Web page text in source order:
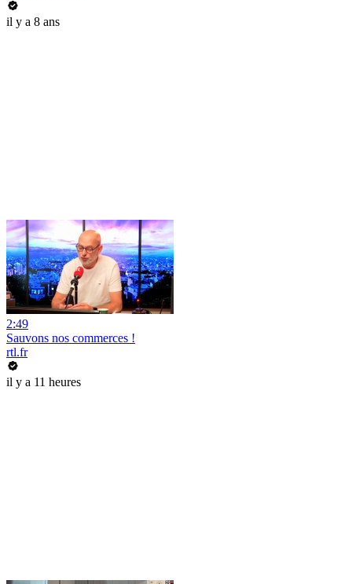
il y a 8 ans
2:49
Sauvons nos commerces !
rtl.fr
il y a 11 heures